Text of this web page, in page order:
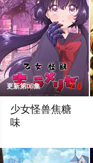
更新第06集 7.0
少女怪兽焦糖
味